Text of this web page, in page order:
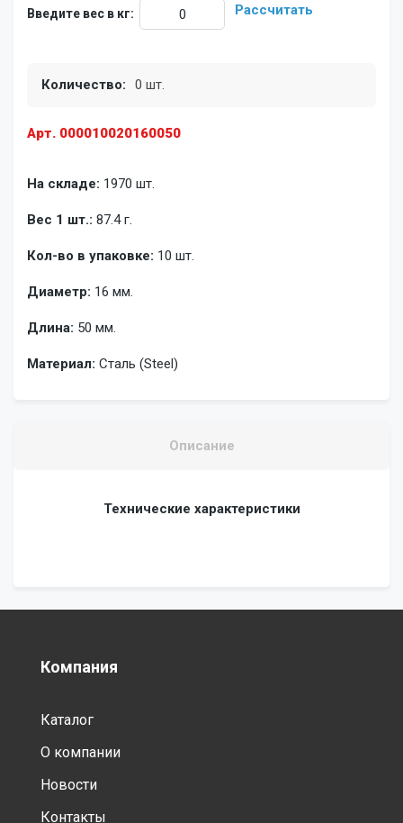
Арт. 000010020160050
На складе: 1970 шт.
Вес 1 шт.: 87.4 г.
Кол-во в упаковке: 10 шт.
Диаметр: 16 мм.
Длина: 50 мм.
Материал: Сталь (Steel)
Введите вес в кг: Рассчитать
Количество: 0 шт.
Описание
Технические характеристики
Компания
Каталог
О компании
Новости
Контакты